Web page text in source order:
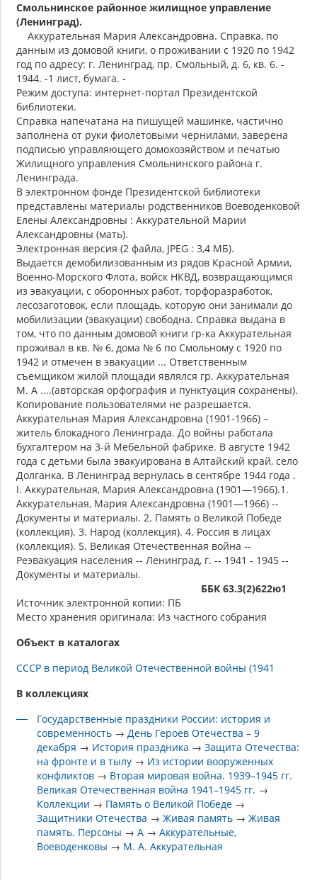
Смольнинское районное жилищное управление
(Ленинград).
Аккурательная Мария Александровна. Справка, по
данным из домовой книги, о проживании с 1920 по 1942
год по адресу: г. Ленинград, пр. Смольный, д. 6, кв. 6. -
1944. -1 лист, бумага. -
Режим доступа: интернет-портал Президентской
библиотеки.
Справка напечатана на пишущей машинке, частично
заполнена от руки фиолетовыми чернилами, заверена
подписью управляющего домохозяйством и печатью
Жилищного управления Смольнинского района г.
Ленинграда.
В электронном фонде Президентской библиотеки
представлены материалы родственников Воеводенковой
Елены Александровны : Аккурательной Марии
Александровны (мать).
Электронная версия (2 файла, JPEG : 3,4 МБ).
Выдается демобилизованным из рядов Красной Армии,
Военно-Морского Флота, войск НКВД, возвращающимся
из эвакуации, с оборонных работ, торфоразработок,
лесозаготовок, если площадь, которую они занимали до
мобилизации (эвакуации) свободна. Справка выдана в
том, что по данным домовой книги гр-ка Аккурательная
проживал в кв. № 6, дома № 6 по Смольному с 1920 по
1942 и отмечен в эвакуации ... Ответственным
съемщиком жилой площади являлся гр. Аккурательная
М. А ....(авторская орфография и пунктуация сохранены).
Копирование пользователями не разрешается.
Аккурательная Мария Александровна (1901-1966) –
житель блокадного Ленинграда. До войны работала
бухгалтером на 3-й Мебельной фабрике. В августе 1942
года с детьми была эвакуирована в Алтайский край, село
Долганка. В Ленинград вернулась в сентябре 1944 года .
I. Аккурательная, Мария Александровна (1901—1966).1.
Аккурательная, Мария Александровна (1901—1966) --
Документы и материалы. 2. Память о Великой Победе
(коллекция). 3. Народ (коллекция). 4. Россия в лицах
(коллекция). 5. Великая Отечественная война --
Реэвакуация населения -- Ленинград, г. -- 1941 - 1945 --
Документы и материалы.
ББК 63.3(2)622ю1
Источник электронной копии: ПБ
Место хранения оригинала: Из частного собрания
Объект в каталогах
СССР в период Великой Отечественной войны (1941
В коллекциях
Государственные праздники России: история и
современность →День Героев Отечества – 9
декабря → История праздника →Защита Отечества:
на фронте и в тылу → Из истории вооруженных
конфликтов → Вторая мировая война. 1939–1945 гг.
Великая Отечественная война 1941–1945 гг. →
Коллекции → Память о Великой Победе →
Защитники Отечества →Живая память →Живая
память. Персоны →А →Аккурательные,
Воеводенковы → М. А. Аккурательная